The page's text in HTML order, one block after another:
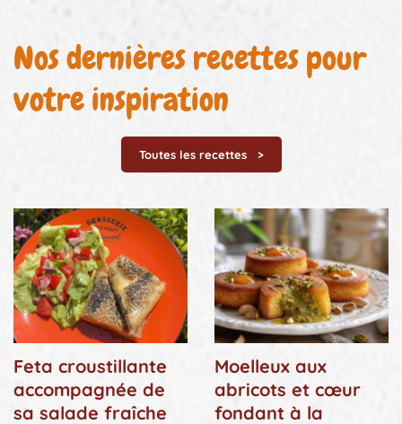
Nos dernières recettes pour
votre inspiration
Toutes les recettes
Feta croustillante
accompagnée de
sa salade fraîche
Moelleux aux
abricots et cœur
fondant à la